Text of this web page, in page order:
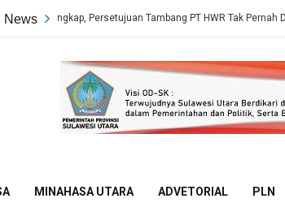
NewsPersetujuan Tambang PT HWR Tak Pernah Dievaluasi Dinas
MINAHASA UTARA ADVETORIAL PLN